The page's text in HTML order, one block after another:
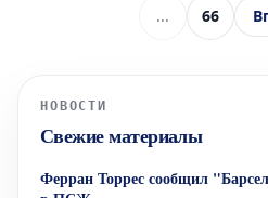
... 66
НОВОСТИ
Свежие материалы
Ферран Торрес сообщил